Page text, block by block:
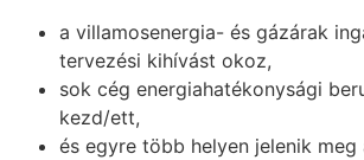
a villamosenergia- és gázárak
tervezési kihívást okoz,
sok cég energiahatékonysági
kezd/ett,
és egyre több helyen jelenik meg